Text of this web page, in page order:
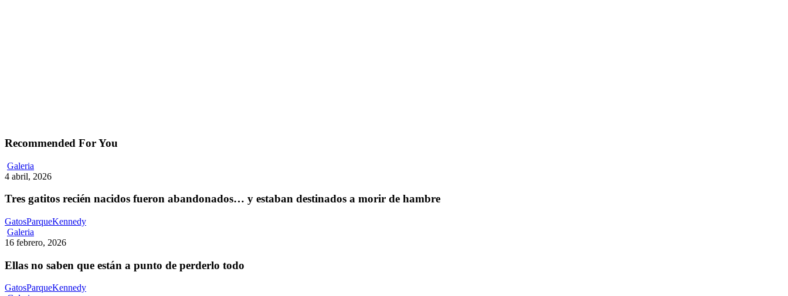
Recommended For You
Galeria
gatitos
nacidos
abandonados…
y
estaban
destinados
morir
hambre
4 abril, 2026
Tres gatitos recién nacidos fueron abandonados… y estaban destinados a morir de hambre
GatosParqueKennedy
Galeria
no
que
a
16 febrero, 2026
Ellas no saben que están a punto de perderlo todo
GatosParqueKennedy